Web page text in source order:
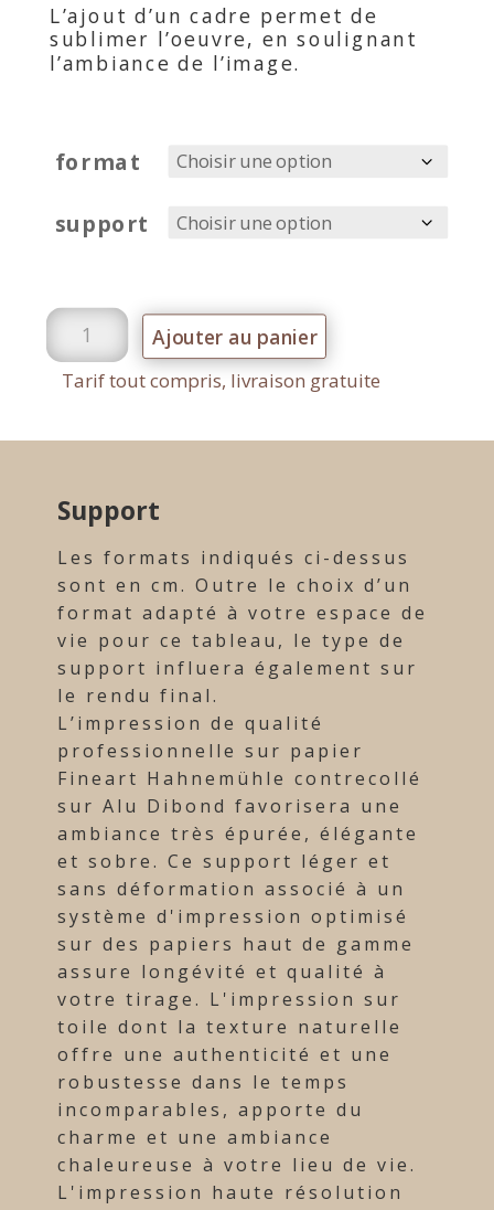
L’ajout d’un cadre permet de
sublimer l’oeuvre, en soulignant
l’ambiance de l’image.
format
support
quantité de Nature et sculpture V1
Ajouter au panier
Tarif tout compris, livraison gratuite
Support
Les formats indiqués ci-dessus
sont en cm. Outre le choix d’un
format adapté à votre espace de
vie pour ce tableau, le type de
support influera également sur
le rendu final.
L’impression de qualité
professionnelle sur papier
Fineart Hahnemühle contrecollé
sur Alu Dibond favorisera une
ambiance très épurée, élégante
et sobre. Ce support léger et
sans déformation associé à un
système d'impression optimisé
sur des papiers haut de gamme
assure longévité et qualité à
votre tirage. L'impression sur
toile dont la texture naturelle
offre une authenticité et une
robustesse dans le temps
incomparables, apporte du
charme et une ambiance
chaleureuse à votre lieu de vie.
L'impression haute résolution